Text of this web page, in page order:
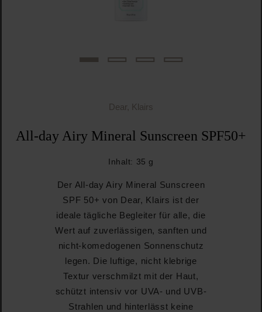
Dear, Klairs
All-day Airy Mineral Sunscreen SPF50+
Inhalt: 35 g
Der All-day Airy Mineral Sunscreen
SPF 50+ von Dear, Klairs ist der
ideale tägliche Begleiter für alle, die
Wert auf zuverlässigen, sanften und
nicht-komedogenen Sonnenschutz
legen. Die luftige, nicht klebrige
Textur verschmilzt mit der Haut,
schützt intensiv vor UVA- und UVB-
Strahlen und hinterlässt keine